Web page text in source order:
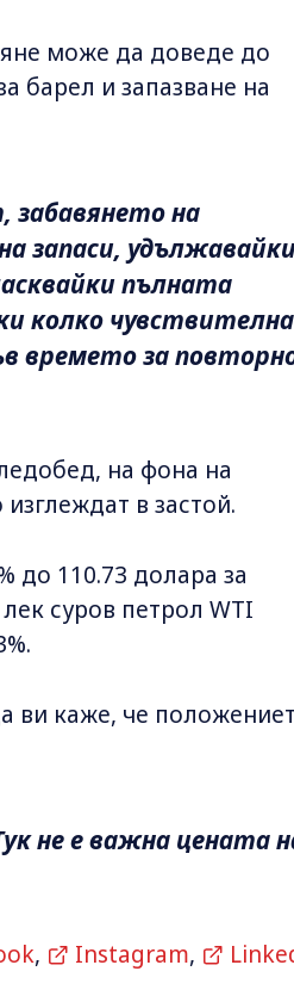
може да доведе до
барел и запазване на
забавянето на
запаси,
пълната
колко
времето за
на фона на
в застой.
до 110.73 долара за
суров петрол WTI
ви каже, че
не е важна цената
, Instagram,